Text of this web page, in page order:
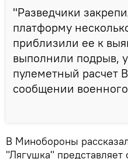
"Разведчики
платформу
приблизили ее к
выполнили подрыв,
пулеметный расчет
сообщении
В Минобороны
"Лягушка"